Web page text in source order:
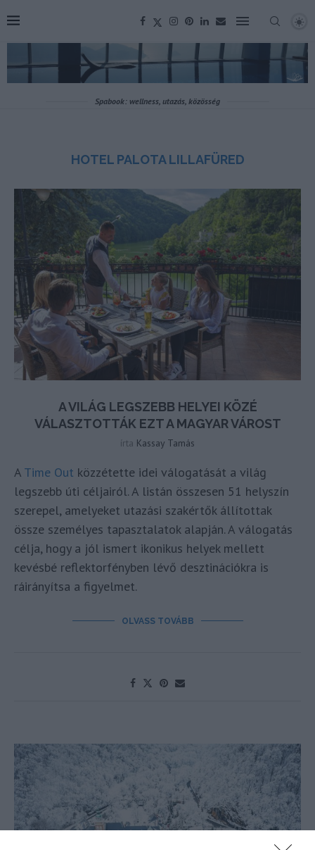
Spabook: wellness, utazás, közösség
HOTEL PALOTA LILLAFÜRED
A VILÁG LEGSZEBB HELYEI KÖZÉ
VÁLASZTOTTÁK EZT A MAGYAR VÁROST
írta Kassay Tamás
A Time Out közzétette idei válogatását a világ
legszebb úti céljairól. A listán összesen 51 helyszín
szerepel, amelyeket utazási szakértők állítottak
össze személyes tapasztalatok alapján. A válogatás
célja, hogy a jól ismert ikonikus helyek mellett
kevésbé reflektorfényben lévő desztinációkra is
ráirányítsa a figyelmet.
OLVASS TOVÁBB